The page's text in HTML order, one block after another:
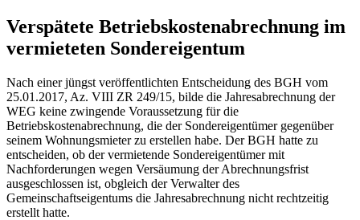
Verspätete Betriebskostenabrechnung im
vermieteten Sondereigentum
Nach einer jüngst veröffentlichten Entscheidung des BGH vom
25.01.2017, Az. VIII ZR 249/15, bilde die Jahresabrechnung der
WEG keine zwingende Voraussetzung für die
Betriebskostenabrechnung, die der Sondereigentümer gegenüber
seinem Wohnungsmieter zu erstellen habe. Der BGH hatte zu
entscheiden, ob der vermietende Sondereigentümer mit
Nachforderungen wegen Versäumung der Abrechnungsfrist
ausgeschlossen ist, obgleich der Verwalter des
Gemeinschaftseigentums die Jahresabrechnung nicht rechtzeitig
erstellt hatte.